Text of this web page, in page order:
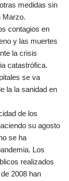
medidas sin
Marzo.
contagios en
y las muertes
la crisis
catastrófica.
se va
la la sanidad en
de los
su agosto
se ha
Los
realizados
2008 han